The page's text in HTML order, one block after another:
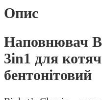
Опис
Наповнювач
3in1 для
бентонітовий